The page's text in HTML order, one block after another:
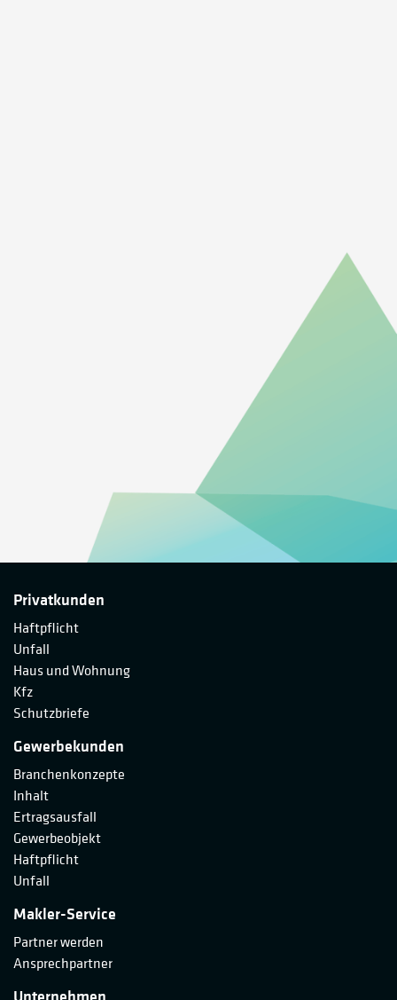
Privatkunden
Haftpflicht
Unfall
Haus und Wohnung
Kfz
Schutzbriefe
Gewerbekunden
Branchenkonzepte
Inhalt
Ertragsausfall
Gewerbeobjekt
Haftpflicht
Unfall
Makler-Service
Partner werden
Ansprechpartner